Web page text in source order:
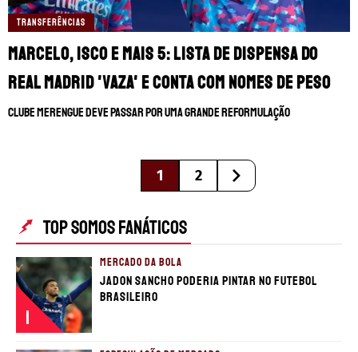
TRANSFERÊNCIAS
Marcelo, Isco e mais 5: Lista de dispensa do
Real Madrid 'vaza' e conta com nomes de peso
Clube merengue deve passar por uma grande reformulação
1 2
TOP SOMOS FANÁTICOS
1
MERCADO DA BOLA
Jadon Sancho poderia pintar no futebol
brasileiro